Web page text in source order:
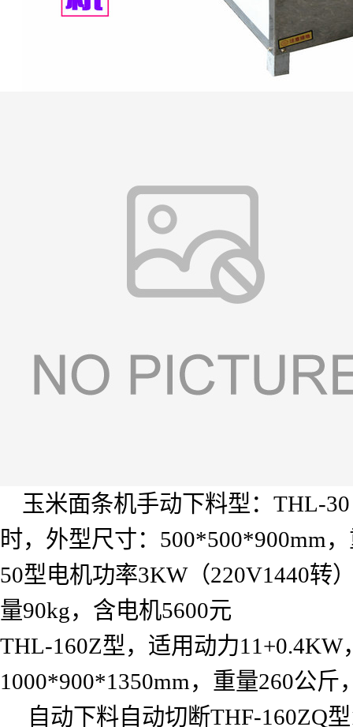
玉米面条机手动下料型： THL-30
时，外型尺寸： 500*500*900mm
50型电机功率3KW（220V1440转
量90kg，含电机5600元
THL-160Z型，适用动力11+0.4KW
1000*900*1350mm ，重量260公斤
自动下料自动切断THF-160ZQ型